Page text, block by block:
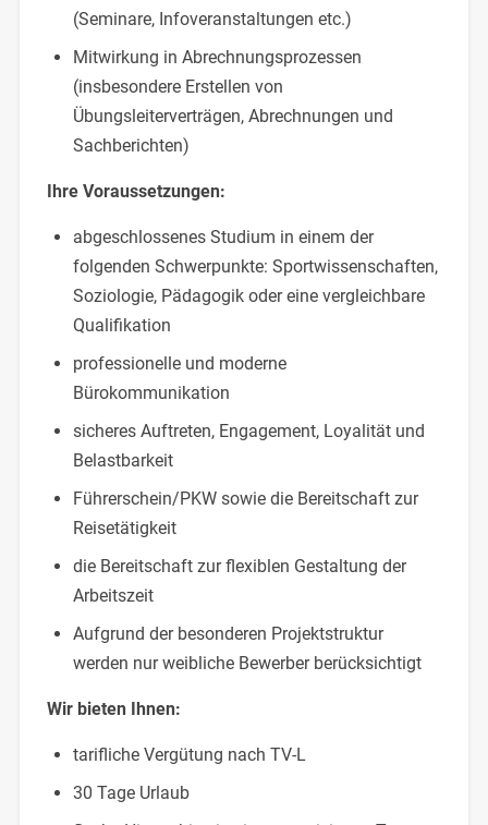
(Seminare, Infoveranstaltungen etc.)
Mitwirkung in Abrechnungsprozessen
(insbesondere Erstellen von
Übungsleiterverträgen, Abrechnungen und
Sachberichten)
Ihre Voraussetzungen:
abgeschlossenes Studium in einem der
folgenden Schwerpunkte: Sportwissenschaften,
Soziologie, Pädagogik oder eine vergleichbare
Qualifikation
professionelle und moderne
Bürokommunikation
sicheres Auftreten, Engagement, Loyalität und
Belastbarkeit
Führerschein/PKW sowie die Bereitschaft zur
Reisetätigkeit
die Bereitschaft zur flexiblen Gestaltung der
Arbeitszeit
Aufgrund der besonderen Projektstruktur
werden nur weibliche Bewerber berücksichtigt
Wir bieten Ihnen:
tarifliche Vergütung nach TV-L
30 Tage Urlaub